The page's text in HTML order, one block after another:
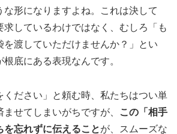
な形になりますよね。これは決して
求しているわけではなく、むしろ「も
を渡していただけませんか？」とい
底にある表現なんです。
ください」と頼む時、私たちはつい単
せてしまいがちですが、
この「相手
を忘れずに伝えることが、スムーズな